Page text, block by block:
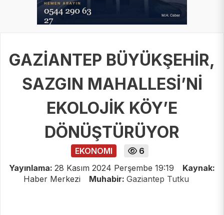
GAZİANTEP BÜYÜKŞEHİR,
SAZGIN MAHALLESİ’Nİ
EKOLOJİK KÖY’E
DÖNÜŞTÜRÜYOR
EKONOMI
6
Yayınlama: 28 Kasım 2024 Perşembe 19:19
Kaynak:
Haber Merkezi
Muhabir: Gaziantep Tutku